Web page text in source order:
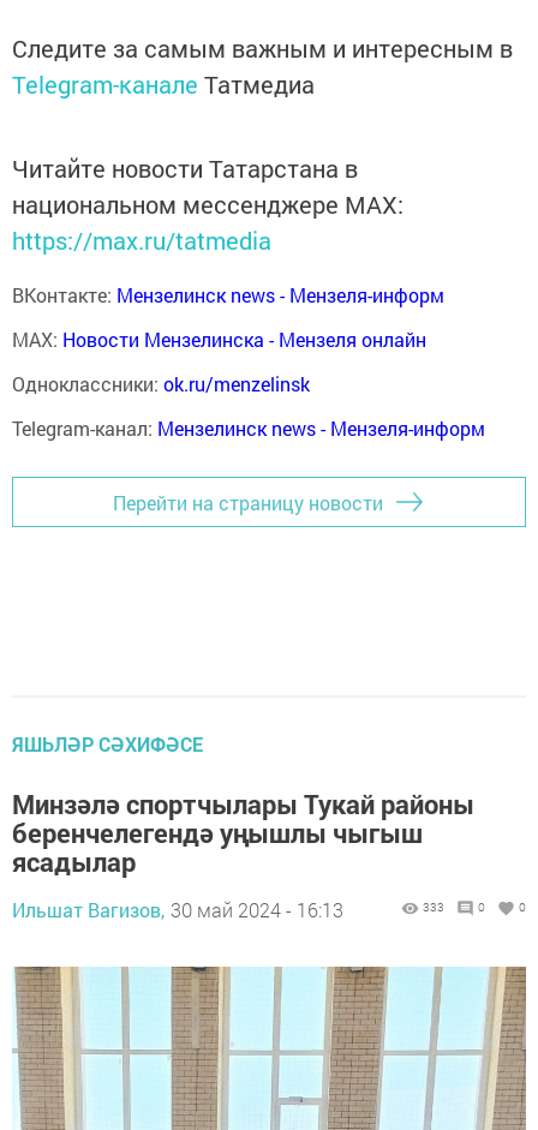
Следите за самым важным и интересным в
Telegram-канале Татмедиа
Читайте новости Татарстана в
национальном мессенджере MАХ:
https://max.ru/tatmedia
ВКонтакте: Мензелинск news - Мензеля-информ
MAX: Новости Мензелинска - Мензеля онлайн
Одноклассники: ok.ru/menzelinsk
Telegram-канал: Мензелинск news - Мензеля-информ
Перейти на страницу новости
ЯШЬЛӘР СӘХИФӘСЕ
Минзәлә спортчылары Тукай районы
беренчелегендә уңышлы чыгыш
ясадылар
Ильшат Вагизов, 30 май 2024 - 16:13 333 0 0